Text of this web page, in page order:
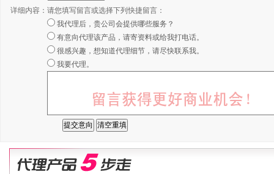
详细内容： 请您填写留言或选择下列快捷留言：
我代理后，贵公司会提供哪些服务？
有意向代理该产品，请寄资料或给我打电话。
很感兴趣，想知道代理细节，请尽快联系我。
我要代理。